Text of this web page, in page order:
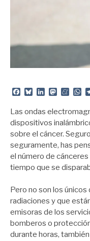
Facebook
BlueskyLinkedIn
Las ondas
dispositivos
sobre el cáncer.
seguramente, has
el número de
tiempo que se
Pero no son los
radiaciones y que
emisoras de los
bomberos o
durante horas,